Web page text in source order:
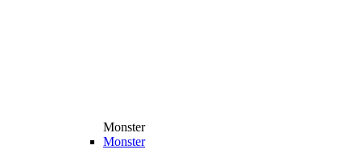
Monster
Monster